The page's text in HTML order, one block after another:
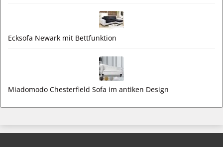
Ecksofa Newark mit Bettfunktion
Miadomodo Chesterfield Sofa im antiken Design